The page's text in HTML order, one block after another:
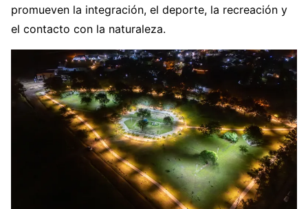
promueven la integración, el deporte, la recreación y
el contacto con la naturaleza.